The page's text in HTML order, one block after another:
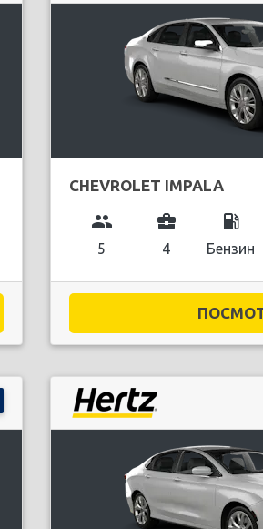
CHEVROLET IMPALA
group
5
business_center
4
local_gas_station
Бензин